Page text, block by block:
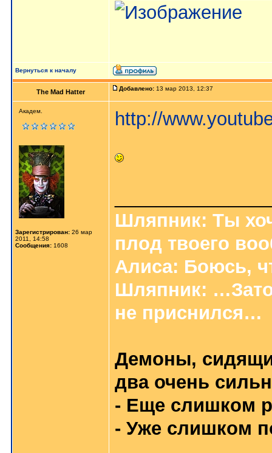
Вернуться к началу
The Mad Hatter Добавлено: 13 мар 2013, 12:37
Академ.
Зарегистрирован: 26 мар
2011, 14:58
Сообщения: 1608
http://
Шляпник: Ты
плод твоего
Алиса: Боюсь,
Шляпник:
не приснился…
Демоны,
два очень
- Еще слишком
- Уже слишком